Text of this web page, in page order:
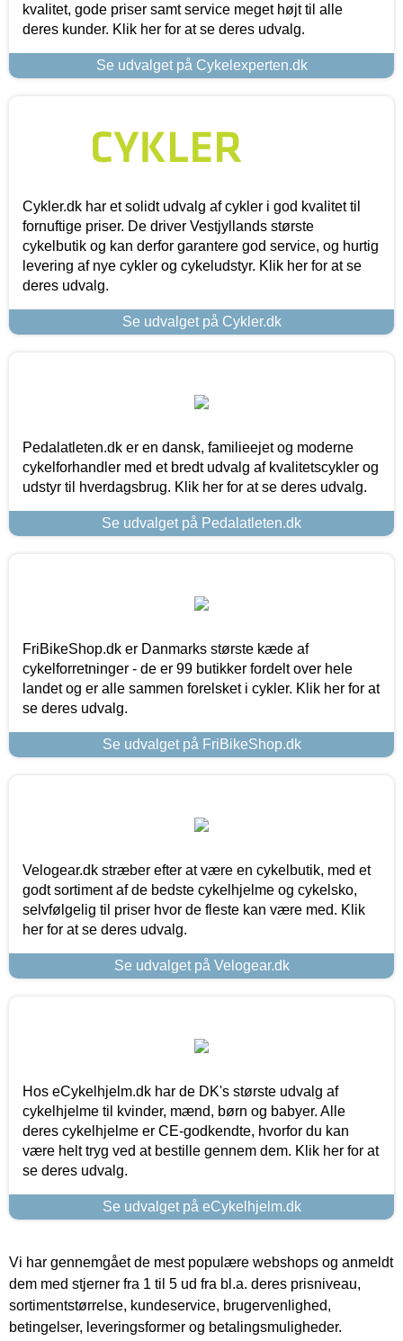
kvalitet, gode priser samt service meget højt til alle
deres kunder. Klik her for at se deres udvalg.
Se udvalget på Cykelexperten.dk
Cykler.dk har et solidt udvalg af cykler i god kvalitet til
fornuftige priser. De driver Vestjyllands største
cykelbutik og kan derfor garantere god service, og hurtig
levering af nye cykler og cykeludstyr. Klik her for at se
deres udvalg.
Se udvalget på Cykler.dk
Pedalatleten.dk er en dansk, familieejet og moderne
cykelforhandler med et bredt udvalg af kvalitetscykler og
udstyr til hverdagsbrug. Klik her for at se deres udvalg.
Se udvalget på Pedalatleten.dk
FriBikeShop.dk er Danmarks største kæde af
cykelforretninger - de er 99 butikker fordelt over hele
landet og er alle sammen forelsket i cykler. Klik her for at
se deres udvalg.
Se udvalget på FriBikeShop.dk
Velogear.dk stræber efter at være en cykelbutik, med et
godt sortiment af de bedste cykelhjelme og cykelsko,
selvfølgelig til priser hvor de fleste kan være med. Klik
her for at se deres udvalg.
Se udvalget på Velogear.dk
Hos eCykelhjelm.dk har de DK's største udvalg af
cykelhjelme til kvinder, mænd, børn og babyer. Alle
deres cykelhjelme er CE-godkendte, hvorfor du kan
være helt tryg ved at bestille gennem dem. Klik her for at
se deres udvalg.
Se udvalget på eCykelhjelm.dk
Vi har gennemgået de mest populære webshops og anmeldt
dem med stjerner fra 1 til 5 ud fra bl.a. deres prisniveau,
sortimentstørrelse, kundeservice, brugervenlighed,
betingelser, leveringsformer og betalingsmuligheder.